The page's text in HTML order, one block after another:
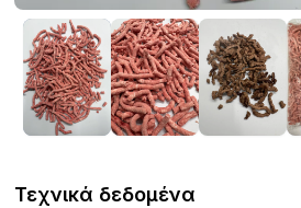
Τεχνικά δεδομένα